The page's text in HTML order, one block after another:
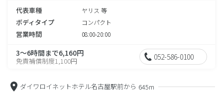
代表車種 ヤリス 等
ボディタイプ コンパクト
営業時間 08:00-20:00
3～6時間まで6,160円
免責補償制度1,100円 052-586-0100
ダイワロイネットホテル名古屋駅前から 645m